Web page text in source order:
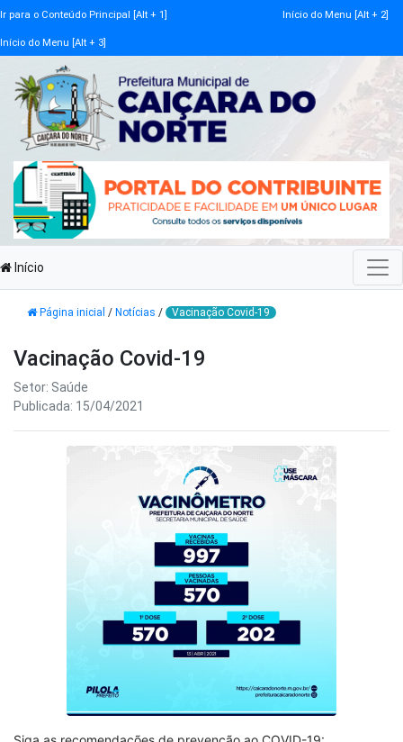
Ir para o Conteúdo Principal [Alt + 1] Início do Menu [Alt + 2]
Início do Menu [Alt + 3]
Início
Página inicial / Notícias / Vacinação Covid-19
Vacinação Covid-19
Setor: Saúde
Publicada: 15/04/2021